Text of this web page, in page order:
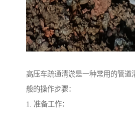
高压车疏通清淤是一种常用的管道
般的操作步骤：
1. 准备工作：